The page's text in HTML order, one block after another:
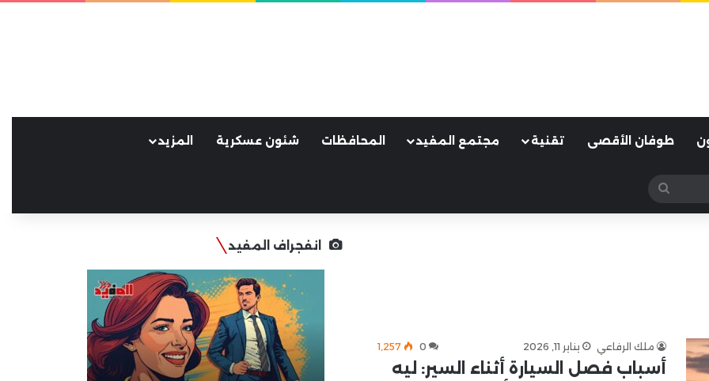
طوفان الأقصى تقنية مجتمع المفيد المحافظات شئون عسكرية المزيد
بحث
عن
ملك الرفاعي يناير 11, 2026 0 1٬257
أسباب فصل السيارة أثناء السير: ليه
انفجراف المفيد